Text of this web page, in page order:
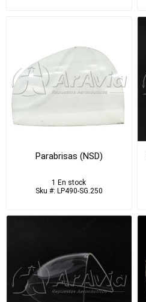
Parabrisas (NSD)
1 En stock
Sku #: LP490-SG.250